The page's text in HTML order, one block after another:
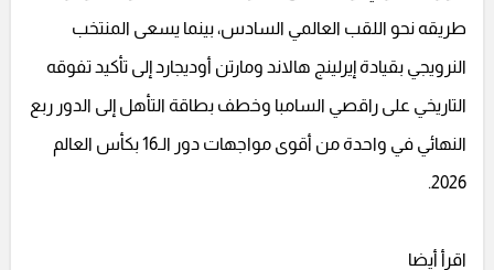
طريقه نحو اللقب العالمي السادس، بينما يسعى المنتخب
النرويجي بقيادة إيرلينج هالاند ومارتن أوديجارد إلى تأكيد تفوقه
التاريخي على راقصي السامبا وخطف بطاقة التأهل إلى الدور ربع
النهائي في واحدة من أقوى مواجهات دور الـ16 بكأس العالم
2026.
اقرأ أيضا